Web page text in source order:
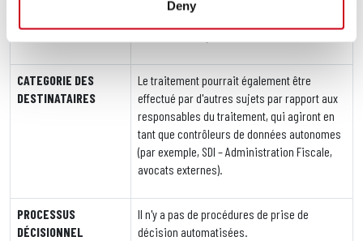
Deny
transmettent leurs données personnelles à
Advanced Group.
CATEGORIE DES
DESTINATAIRES
Le traitement pourrait également être
effectué par d'autres sujets par rapport aux
responsables du traitement, qui agiront en
tant que contrôleurs de données autonomes
(par exemple, SDI – Administration Fiscale,
avocats externes).
PROCESSUS
DÉCISIONNEL
Il n'y a pas de procédures de prise de
décision automatisées.